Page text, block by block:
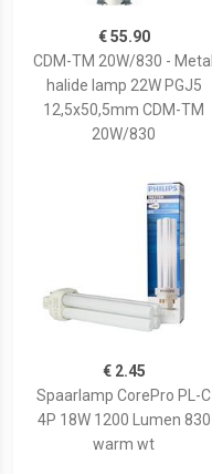
€ 55.90
CDM-TM 20W/830 - Metal
halide lamp 22W PGJ5
12,5x50,5mm CDM-TM
20W/830
€ 2.45
Spaarlamp CorePro PL-C
4P 18W 1200 Lumen 830
warm wt